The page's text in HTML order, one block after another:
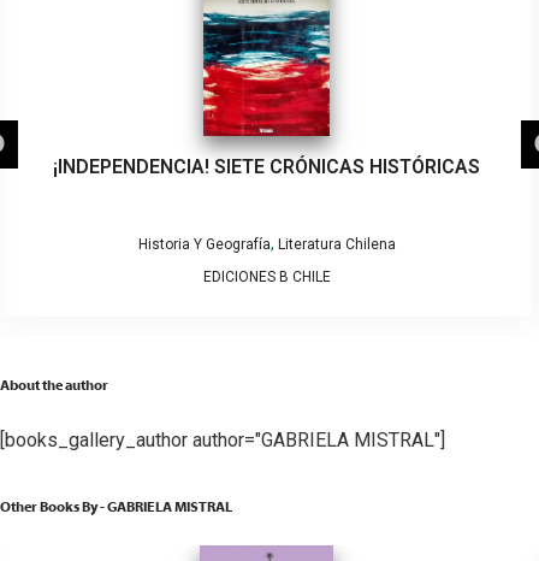
¡INDEPENDENCIA! SIETE CRÓNICAS HISTÓRICAS
Historia Y Geografía, Literatura Chilena
EDICIONES B CHILE
About the author
[books_gallery_author author="GABRIELA MISTRAL"]
Other Books By - GABRIELA MISTRAL